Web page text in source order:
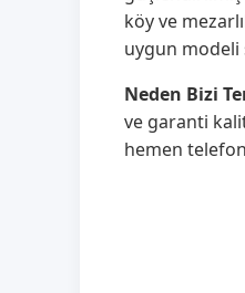
köy ve
uygun modeli
Neden Bizi
ve garanti
hemen